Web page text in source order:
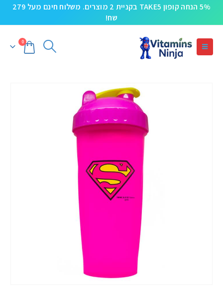
5% הנחה קופון TAKE5 בקניית 2 מוצרים. משלוח חינם מעל 279
שח!
0